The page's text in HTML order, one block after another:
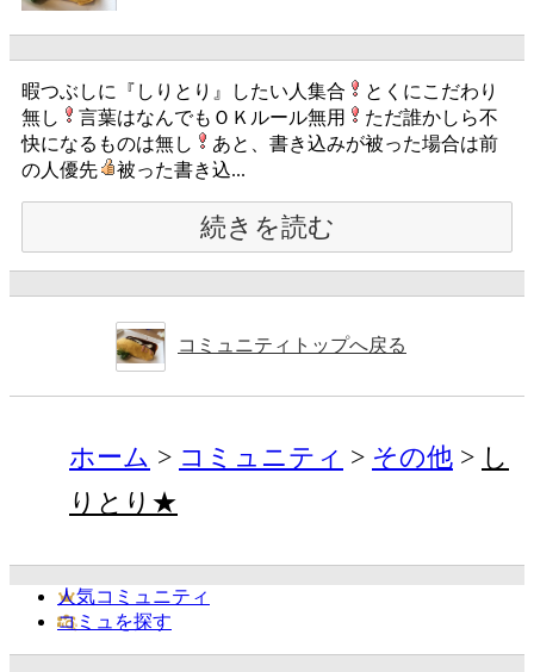
暇つぶしに『しりとり』したい人集合
とくにこだわり
無し
言葉はなんでもＯＫルール無用
ただ誰かしら不
快になるものは無し
あと、書き込みが被った場合は前
の人優先
被った書き込...
続きを読む
コミュニティトップへ戻る
ホーム コミュニティ その他
し
りとり★
人気コミュニティ
コミュを探す